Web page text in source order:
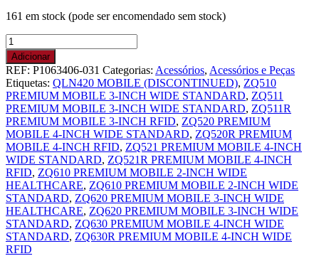
161 em stock (pode ser encomendado sem stock)
Quantidade
de
KIT,
Acc
DC-
DC
vehicle
adapter,
CIG,
12~24V
Adicionar
REF: P1063406-031 Categorias: Acessórios, Acessórios e Peças
Etiquetas: QLN420 MOBILE (DISCONTINUED), ZQ510
PREMIUM MOBILE 3-INCH WIDE STANDARD, ZQ511
PREMIUM MOBILE 3-INCH WIDE STANDARD, ZQ511R
PREMIUM MOBILE 3-INCH RFID, ZQ520 PREMIUM
MOBILE 4-INCH WIDE STANDARD, ZQ520R PREMIUM
MOBILE 4-INCH RFID, ZQ521 PREMIUM MOBILE 4-INCH
WIDE STANDARD, ZQ521R PREMIUM MOBILE 4-INCH
RFID, ZQ610 PREMIUM MOBILE 2-INCH WIDE
HEALTHCARE, ZQ610 PREMIUM MOBILE 2-INCH WIDE
STANDARD, ZQ620 PREMIUM MOBILE 3-INCH WIDE
HEALTHCARE, ZQ620 PREMIUM MOBILE 3-INCH WIDE
STANDARD, ZQ630 PREMIUM MOBILE 4-INCH WIDE
STANDARD, ZQ630R PREMIUM MOBILE 4-INCH WIDE
RFID